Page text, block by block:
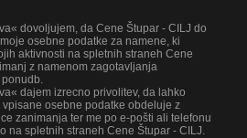
dovoljujem, da Cene Štupar - CILJ do
osebne podatke za namene, ki
aktivnosti na spletnih straneh Cene
z namenom zagotavljanja
dajem izrecno privolitev, da lahko
osebne podatke obdeluje z
zanimanja ter me po e-pošti ali telefonu
na spletnih straneh Cene Štupar - CILJ.